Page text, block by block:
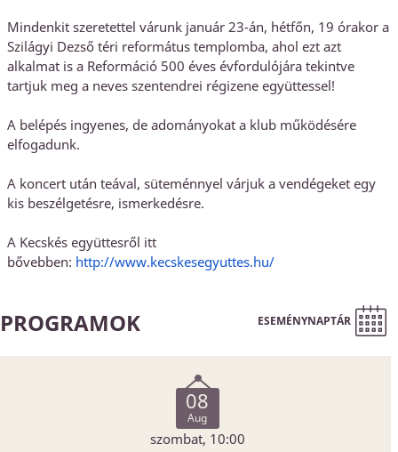
Mindenkit szeretettel várunk január 23-án, hétfőn, 19 órakor a
Szilágyi Dezső téri református templomba, ahol ezt azt
alkalmat is a Reformáció 500 éves évfordulójára tekintve
tartjuk meg a neves szentendrei régizene együttessel!
A belépés ingyenes, de adományokat a klub működésére
elfogadunk.
A koncert után teával, süteménnyel várjuk a vendégeket egy
kis beszélgetésre, ismerkedésre.
A Kecskés együttesről itt
bővebben: http://www.kecskesegyuttes.hu/
PROGRAMOK ESEMÉNYNAPTÁR
08
Aug
szombat, 10:00